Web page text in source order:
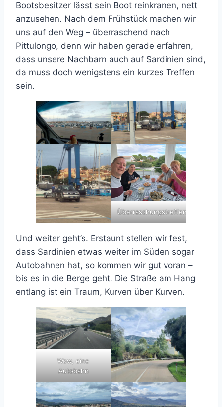
Bootsbesitzer lässt sein Boot reinkranen, nett
anzusehen. Nach dem Frühstück machen wir
uns auf den Weg – überraschend nach
Pittulongo, denn wir haben gerade erfahren,
dass unsere Nachbarn auch auf Sardinien sind,
da muss doch wenigstens ein kurzes Treffen
sein.
Überraschungstreffen
Und weiter geht’s. Erstaunt stellen wir fest,
dass Sardinien etwas weiter im Süden sogar
Autobahnen hat, so kommen wir gut voran –
bis es in die Berge geht. Die Straße am Hang
entlang ist ein Traum, Kurven über Kurven.
Wow, eine
Autobahn